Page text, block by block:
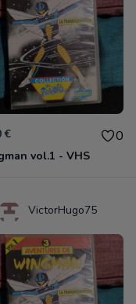
€ 0
vol.1 - VHS
VictorHugo75